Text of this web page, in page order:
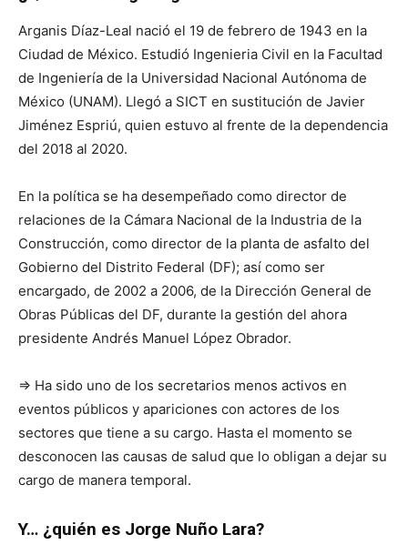
Arganis Díaz-Leal nació el 19 de febrero de 1943 en la
Ciudad de México. Estudió Ingenieria Civil en la Facultad
de Ingeniería de la Universidad Nacional Autónoma de
México (UNAM). Llegó a SICT en sustitución de Javier
Jiménez Espriú, quien estuvo al frente de la dependencia
del 2018 al 2020.
En la política se ha desempeñado como director de
relaciones de la Cámara Nacional de la Industria de la
Construcción, como director de la planta de asfalto del
Gobierno del Distrito Federal (DF); así como ser
encargado, de 2002 a 2006, de la Dirección General de
Obras Públicas del DF, durante la gestión del ahora
presidente Andrés Manuel López Obrador.
⇒ Ha sido uno de los secretarios menos activos en
eventos públicos y apariciones con actores de los
sectores que tiene a su cargo. Hasta el momento se
desconocen las causas de salud que lo obligan a dejar su
cargo de manera temporal.
Y… ¿quién es Jorge Nuño Lara?